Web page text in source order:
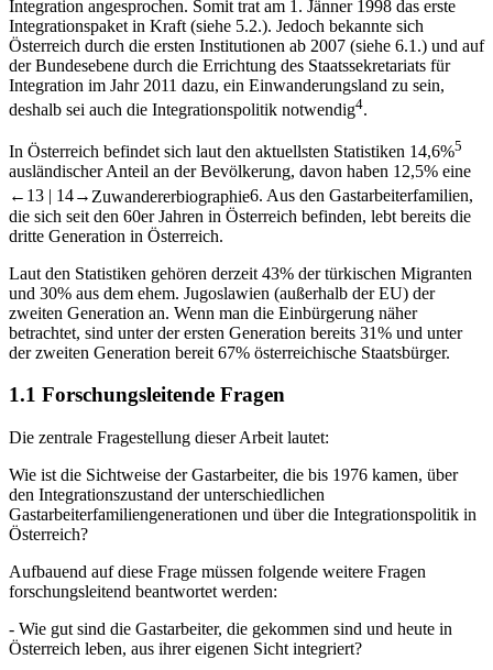
Integration angesprochen. Somit trat am 1. Jänner 1998 das erste
Integrationspaket in Kraft (siehe 5.2.). Jedoch bekannte sich
Österreich durch die ersten Institutionen ab 2007 (siehe 6.1.) und auf
der Bundesebene durch die Errichtung des Staatssekretariats für
Integration im Jahr 2011 dazu, ein Einwanderungsland zu sein,
deshalb sei auch die Integrationspolitik notwendig4.
In Österreich befindet sich laut den aktuellsten Statistiken 14,6%5
ausländischer Anteil an der Bevölkerung, davon haben 12,5% eine
←13 |
14→ Zuwandererbiographie6. Aus den Gastarbeiterfamilien,
die sich seit den 60er Jahren in Österreich befinden, lebt bereits die
dritte Generation in Österreich.
Laut den Statistiken gehören derzeit 43% der türkischen Migranten
und 30% aus dem ehem. Jugoslawien (außerhalb der EU) der
zweiten Generation an. Wenn man die Einbürgerung näher
betrachtet, sind unter der ersten Generation bereits 31% und unter
der zweiten Generation bereit 67% österreichische Staatsbürger.
1.1 Forschungsleitende Fragen
Die zentrale Fragestellung dieser Arbeit lautet:
Wie ist die Sichtweise der Gastarbeiter, die bis 1976 kamen, über
den Integrationszustand der unterschiedlichen
Gastarbeiterfamiliengenerationen und über die Integrationspolitik in
Österreich?
Aufbauend auf diese Frage müssen folgende weitere Fragen
forschungsleitend beantwortet werden:
- Wie gut sind die Gastarbeiter, die gekommen sind und heute in
Österreich leben, aus ihrer eigenen Sicht integriert?